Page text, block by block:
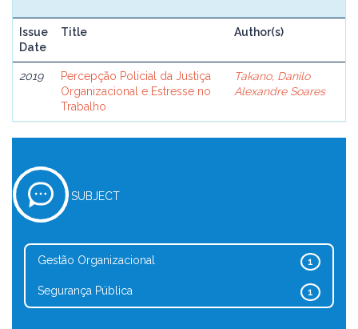
Issue
Date
Title Author(s)
2019
Percepção Policial da Justiça
Organizacional e Estresse no
Trabalho
Takano, Danilo
Alexandre Soares
SUBJECT
1
Gestão Organizacional
1
Segurança Pública